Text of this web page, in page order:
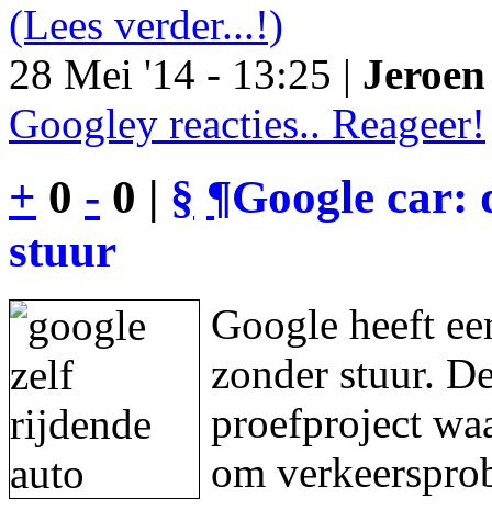
(Lees verder...!)
28 Mei '14 - 13:25 |
Googley reacties.. Reageer!
+ 0 - 0 | § ¶Google car:
stuur
Google heeft
zonder stuur.
proefproject
om